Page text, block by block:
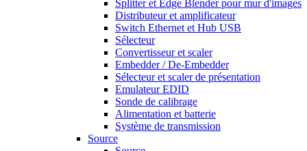
Splitter et Edge Blender pour mur d'images
Distributeur et amplificateur
Switch Ethernet et Hub USB
Sélecteur
Convertisseur et scaler
Embedder / De-Embedder
Sélecteur et scaler de présentation
Emulateur EDID
Sonde de calibrage
Alimentation et batterie
Système de transmission
Source